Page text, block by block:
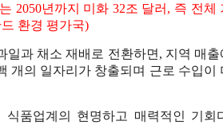
2050년까지 미화 32조 달러 , 즉 전체
환경 평가국)
일과 채소 재배로 전환하면 , 지역 매출
개의 일자리가 창출되며 근로 수입이
식품업계의 현명하고 매력적인 기회